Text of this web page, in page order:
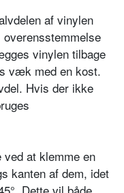
af vinylen
vinylen tilbage
væk med en kost.
Hvis der ikke
at klemme en
kanten af dem, idet